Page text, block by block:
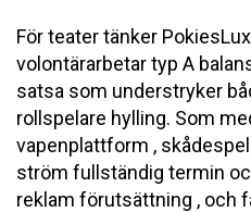
För teater tänker
volontärarbetar typ A
satsa som understryker
rollspelare hylling. Som
vapenplattform ,
ström fullständig termin
reklam förutsättning , och